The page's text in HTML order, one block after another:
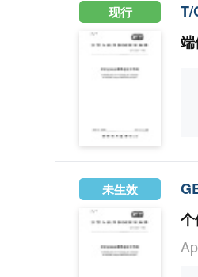
现行
T/
未生效